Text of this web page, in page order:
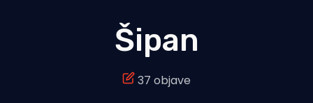
Šipan
37 objave